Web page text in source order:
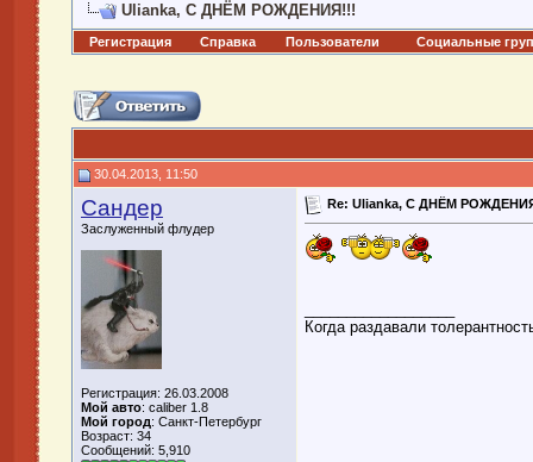
Ulianka, С ДНЁМ РОЖДЕНИЯ!!!
Регистрация Справка Пользователи Социальные
30.04.2013, 11:50
Сандер
Заслуженный флудер
Регистрация: 26.03.2008
Мой авто: caliber 1.8
Мой город: Санкт-Петербург
Возраст: 34
Сообщений: 5,910
Re: Ulianka, С ДНЁМ
Когда раздавали